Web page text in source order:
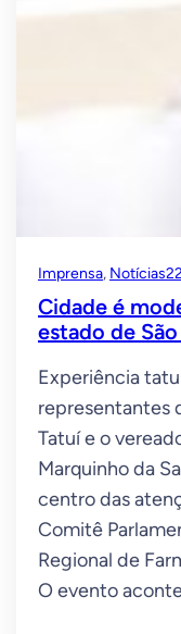
Imprensa, Notícias
Cidade é
estado de
Experiência
representantes
Tatuí e o
Marquinho da
centro das
Comitê
Regional de
O evento